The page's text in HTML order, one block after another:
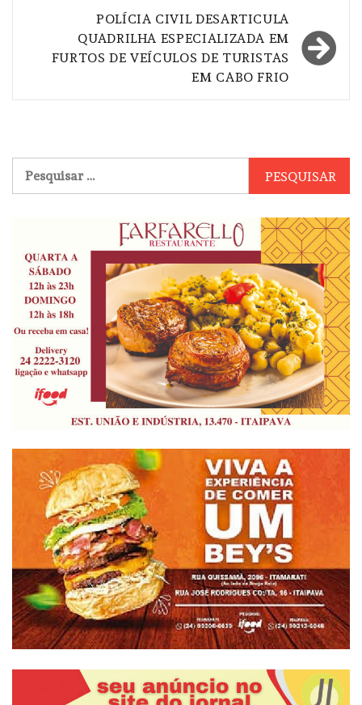
POLÍCIA CIVIL DESARTICULA
QUADRILHA ESPECIALIZADA EM
FURTOS DE VEÍCULOS DE TURISTAS
EM CABO FRIO
por: